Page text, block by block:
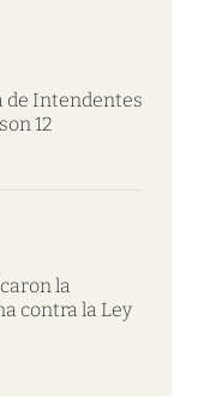
de Intendentes
12
la
contra la Ley